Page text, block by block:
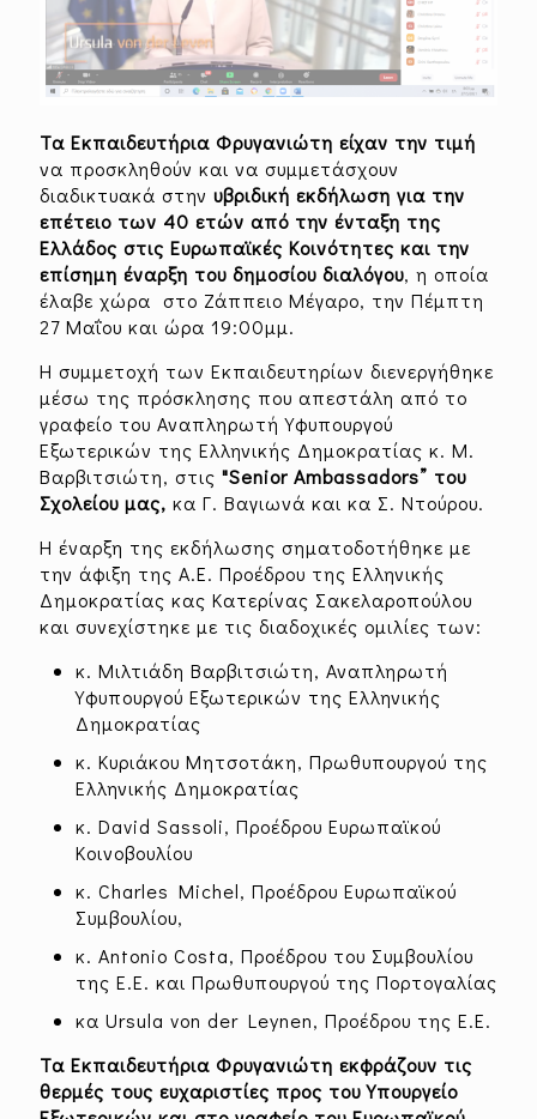
Τα Εκπαιδευτήρια Φρυγανιώτη είχαν την τιμή
να προσκληθούν και να συμμετάσχουν
διαδικτυακά στην υβριδική εκδήλωση για την
επέτειο των 40 ετών από την ένταξη της
Ελλάδος στις Ευρωπαϊκές Κοινότητες και την
επίσημη έναρξη του δημοσίου διαλόγου, η οποία
έλαβε χώρα στο Ζάππειο Μέγαρο, την Πέμπτη
27 Μαΐου και ώρα 19:00μμ.
Η συμμετοχή των Εκπαιδευτηρίων διενεργήθηκε
μέσω της πρόσκλησης που απεστάλη από το
γραφείο του Αναπληρωτή Υφυπουργού
Εξωτερικών της Ελληνικής Δημοκρατίας κ. Μ.
Βαρβιτσιώτη, στις "Senior Ambassadors” του
Σχολείου μας, κα Γ. Βαγιωνά και κα Σ. Ντούρου.
Η έναρξη της εκδήλωσης σηματοδοτήθηκε με
την άφιξη της Α.Ε. Προέδρου της Ελληνικής
Δημοκρατίας κας Κατερίνας Σακελαροπούλου
και συνεχίστηκε με τις διαδοχικές ομιλίες των:
κ. Μιλτιάδη Βαρβιτσιώτη, Αναπληρωτή
Υφυπουργού Εξωτερικών της Ελληνικής
Δημοκρατίας
κ. Κυριάκου Μητσοτάκη, Πρωθυπουργού της
Ελληνικής Δημοκρατίας
κ. David Sassoli, Προέδρου Ευρωπαϊκού
Κοινοβουλίου
κ. Charles Michel, Προέδρου Ευρωπαϊκού
Συμβουλίου,
κ. Antonio Costa, Προέδρου του Συμβουλίου
της Ε.Ε. και Πρωθυπουργού της Πορτογαλίας
κα Ursula von der Leynen, Προέδρου της Ε.Ε.
Τα Εκπαιδευτήρια Φρυγανιώτη εκφράζουν τις
θερμές τους ευχαριστίες προς του Υπουργείο